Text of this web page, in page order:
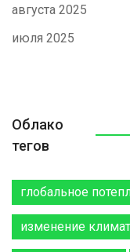
августа 2025
июля 2025
Облако
тегов
глобальное
изменение